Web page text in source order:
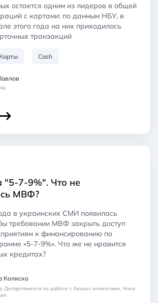
остается одним из лидеров в общей
с картами: по данным НБУ, в
этого года на них приходилось
транзакций
Карты Cash
"5-7-9%". Что не
МВФ?
в украинских СМИ появилась
требовании МВФ закрыть доступ
к финансированию по
«5-7-9%». Что же не нравится
кредитах?
Коляско
Департамента по работе с бизнес-клиентами, Член